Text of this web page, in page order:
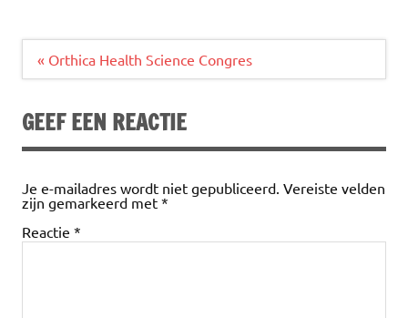
Bericht
« Orthica Health Science Congres
GEEF EEN REACTIE
Je e-mailadres wordt niet gepubliceerd. Vereiste velden
zijn gemarkeerd met *
Reactie *